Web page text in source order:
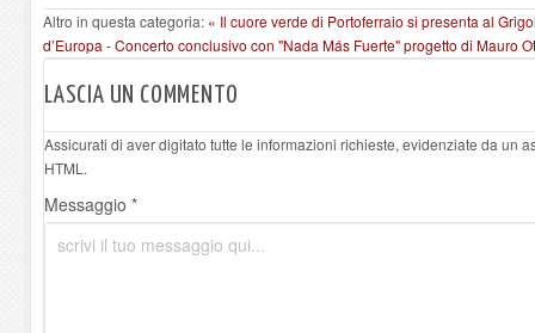
Altro in questa categoria: « Il cuore verde di Portoferraio si presenta al
d’Europa - Concerto conclusivo con "Nada Más Fuerte" progetto di Mauro
LASCIA UN COMMENTO
Assicurati di aver digitato tutte le informazioni richieste, evidenziate da un
HTML.
Messaggio *